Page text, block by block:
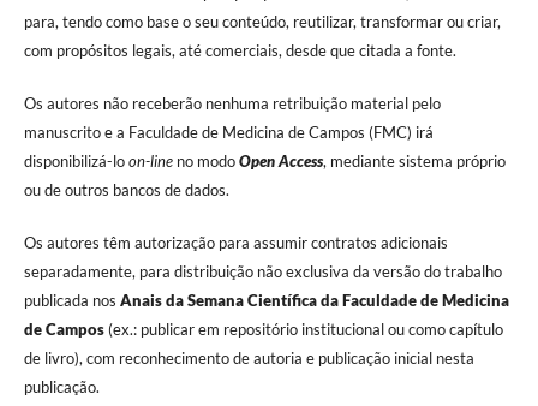
para, tendo como base o seu conteúdo, reutilizar, transformar ou criar,
com propósitos legais, até comerciais, desde que citada a fonte.
Os autores não receberão nenhuma retribuição material pelo
manuscrito e a Faculdade de Medicina de Campos (FMC) irá
disponibilizá-loon-lineno modoOpen Access, mediante sistema próprio
ou de outros bancos de dados.
Os autores têm autorização para assumir contratos adicionais
separadamente, para distribuição não exclusiva da versão do trabalho
publicada nos Anais da Semana Científica da Faculdade de Medicina
de Campos(ex.: publicar em repositório institucional ou como capítulo
de livro), com reconhecimento de autoria e publicação inicial nesta
publicação.